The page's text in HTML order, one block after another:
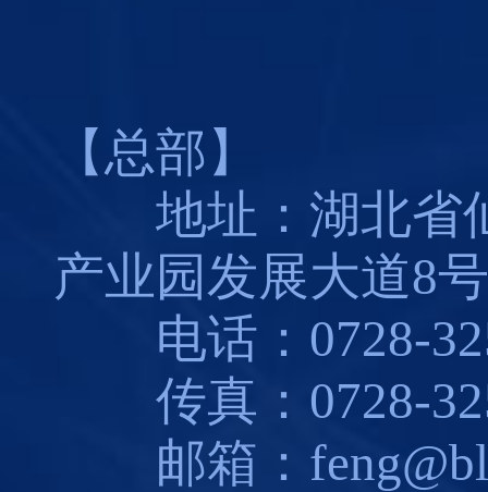
【总部】
地址：湖北省
产业园发展大道8号
电话：0728-
传真：0728-
邮箱：